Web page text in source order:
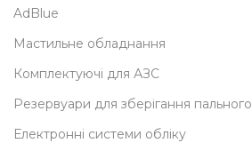
AdBlue
Мастильне обладнання
Комплектуючі для АЗС
Резервуари для зберігання пального
Електронні системи обліку